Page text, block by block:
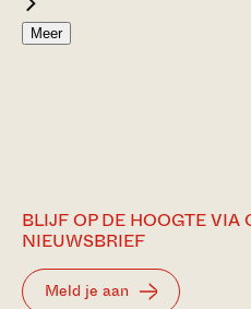
Meer
BLIJF OP DE HOOGTE VIA
NIEUWSBRIEF
Meld je aan